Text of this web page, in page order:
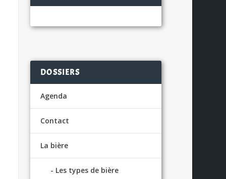
DOSSIERS
Agenda
Contact
La bière
Les types de bière